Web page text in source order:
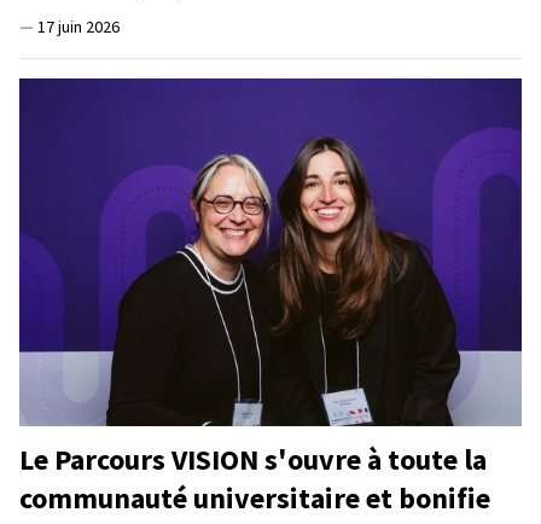
— 17 juin 2026
Le Parcours VISION s'ouvre à toute la
communauté universitaire et bonifie